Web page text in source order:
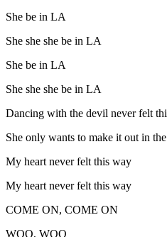
She be in LA
She she she be in LA
She be in LA
She she she be in LA
Dancing with the devil never felt
She only wants to make it out in
My heart never felt this way
My heart never felt this way
COME ON, COME ON
WOO, WOO